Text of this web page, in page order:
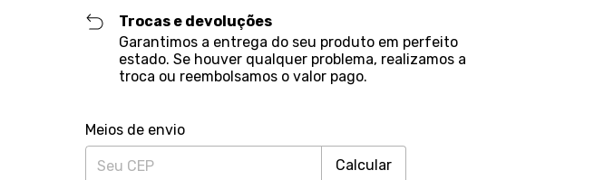
Trocas e devoluções
Garantimos a entrega do seu produto em perfeito
estado. Se houver qualquer problema, realizamos a
troca ou reembolsamos o valor pago.
Entregas para o CEP:
Meios de envio
Calcular